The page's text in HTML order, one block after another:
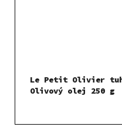
Le Petit Olivier
Olivový olej 250 g